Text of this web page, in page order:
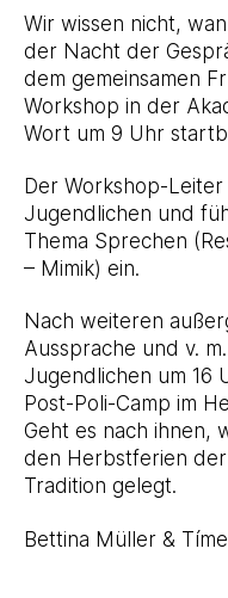
Wir wissen nicht,
der Nacht der
dem gemeinsamen
Workshop in der
Wort um 9 Uhr
Der Workshop-
Jugendlichen und
Thema Sprechen
– Mimik) ein.
Nach weiteren
Aussprache und v.
Jugendlichen um 16
Post-Poli-Camp im
Geht es nach ihnen,
den Herbstferien
Tradition gelegt.
Bettina Müller &